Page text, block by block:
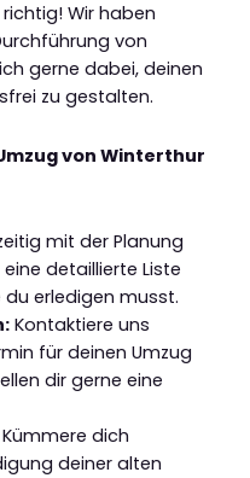
Wir haben
von
gerne dabei, deinen
zu gestalten.
von Winterthur
mit der Planung
detaillierte Liste
erledigen musst.
Kontaktiere uns
für deinen Umzug
dir gerne eine
dich
deiner alten